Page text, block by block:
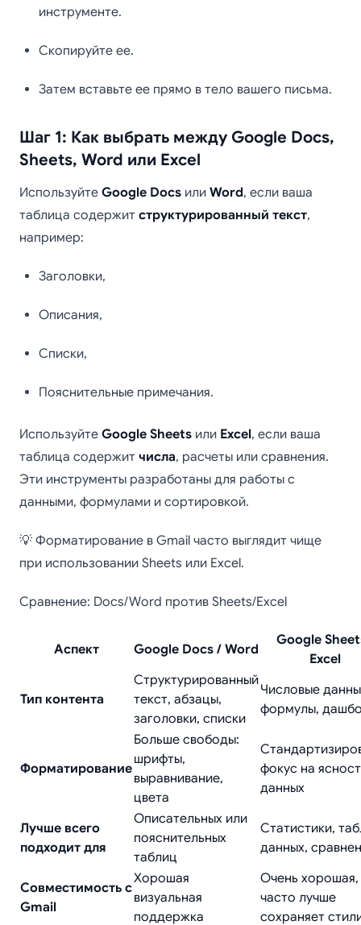
инструменте.
Скопируйте ее.
Затем вставьте ее прямо в тело вашего письма.
Шаг 1: Как выбрать между Google Docs,
Sheets, Word или Excel
Используйте Google Docs или Word, если ваша
таблица содержит структурированный текст,
например:
Заголовки,
Описания,
Списки,
Пояснительные примечания.
Используйте Google Sheets или Excel, если ваша
таблица содержит числа, расчеты или сравнения.
Эти инструменты разработаны для работы с
данными, формулами и сортировкой.
💡 Форматирование в Gmail часто выглядит чище
при использовании Sheets или Excel.
Сравнение: Docs/Word против Sheets/Excel
Аспект Google Docs / Word
Google
Excel
Тип контента
Структурированный
текст, абзацы,
заголовки, списки
Числовые
формулы,
Форматирование
Больше свободы:
шрифты,
выравнивание,
цвета
фокус на
данных
Лучше всего
подходит для
Описательных или
пояснительных
таблиц
Статистики,
данных,
Совместимость с
Gmail
Хорошая
визуальная
поддержка
Очень хорошая,
часто лучше
сохраняет